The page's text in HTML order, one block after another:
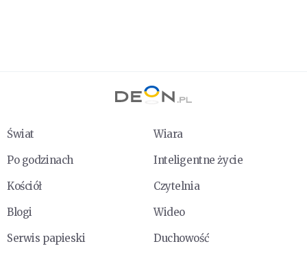
Świat
Wiara
Po godzinach
Inteligentne życie
Kościół
Czytelnia
Blogi
Wideo
Serwis papieski
Duchowość